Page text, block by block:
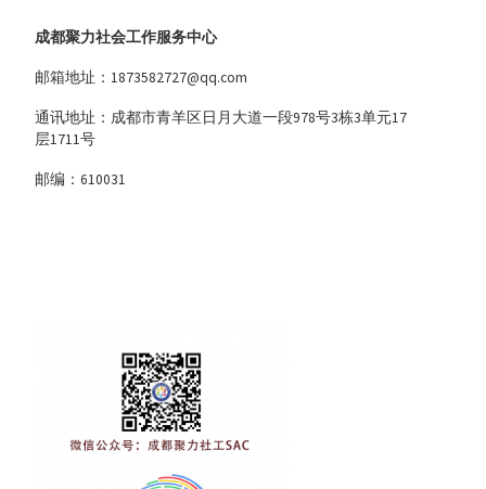
成都聚力社会工作服务中心
邮箱地址：1873582727@qq.com
通讯地址：成都市青羊区日月大道一段978号3栋3单元17
层1711号
邮编：610031